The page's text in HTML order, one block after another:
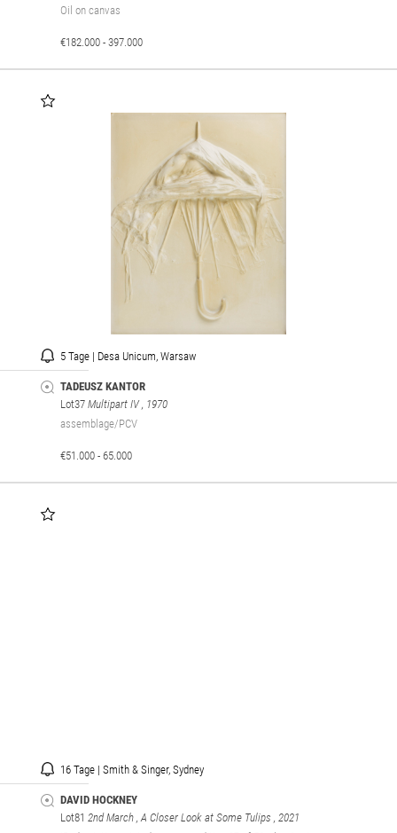
Oil on canvas
€182.000 - 397.000
5 Tage | Desa Unicum, Warsaw
TADEUSZ KANTOR
Lot37 Multipart IV, 1970
assemblage/PCV
€51.000 - 65.000
16 Tage | Smith & Singer, Sydney
DAVID HOCKNEY
Lot81 2nd March , A Closer Look at Some Tulips , 2021